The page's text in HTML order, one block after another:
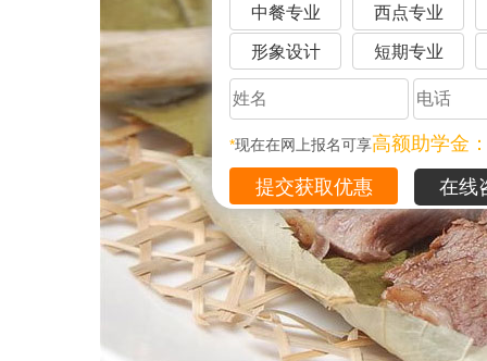
中餐专业 西点专业
形象设计 短期专业
*现在在网上报名可享高额助学金
在线